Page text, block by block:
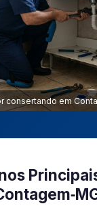
consertando em